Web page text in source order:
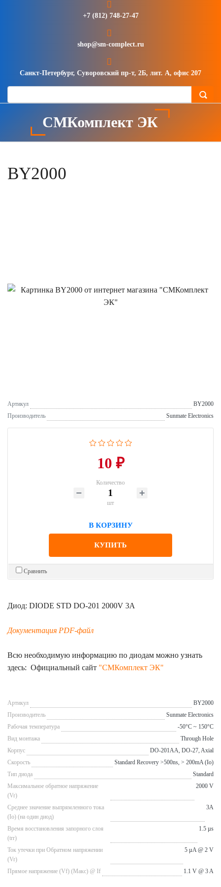
+7 (812) 748-27-47
shop@sm-complect.ru
Санкт-Петербург, Суворовский пр-т, 2Б, лит. А, офис 207
СМКомплект ЭК
BY2000
Артикул
BY2000
Производитель
Sunmate Electronics
10 ₽
Количество
шт
В КОРЗИНУ
КУПИТЬ
Сравнить
Диод: DIODE STD DO-201 2000V 3A
Документация PDF-файл
Всю необходимую информацию по диодам можно узнать
здесь: Официальный сайт "СМКомплект ЭК"
Артикул
BY2000
Производитель
Sunmate Electronics
Рабочая температура
-50°C ~ 150°C
Вид монтажа
Through Hole
Корпус
DO-201AA, DO-27, Axial
Скорость
Standard Recovery >500ns, > 200mA (Io)
Тип диода
Standard
Максимальное обратное напряжение
(Vr)
2000 V
Cреднее значение выпрямленного тока
(Io) (на один диод)
3A
Время восстановления запорного слоя
(trr)
1.5 µs
Ток утечки при Обратном напряжении
(Vr)
5 µA @ 2 V
Прямое напряжение (Vf) (Макс) @ If 1.1 V @ 3 A